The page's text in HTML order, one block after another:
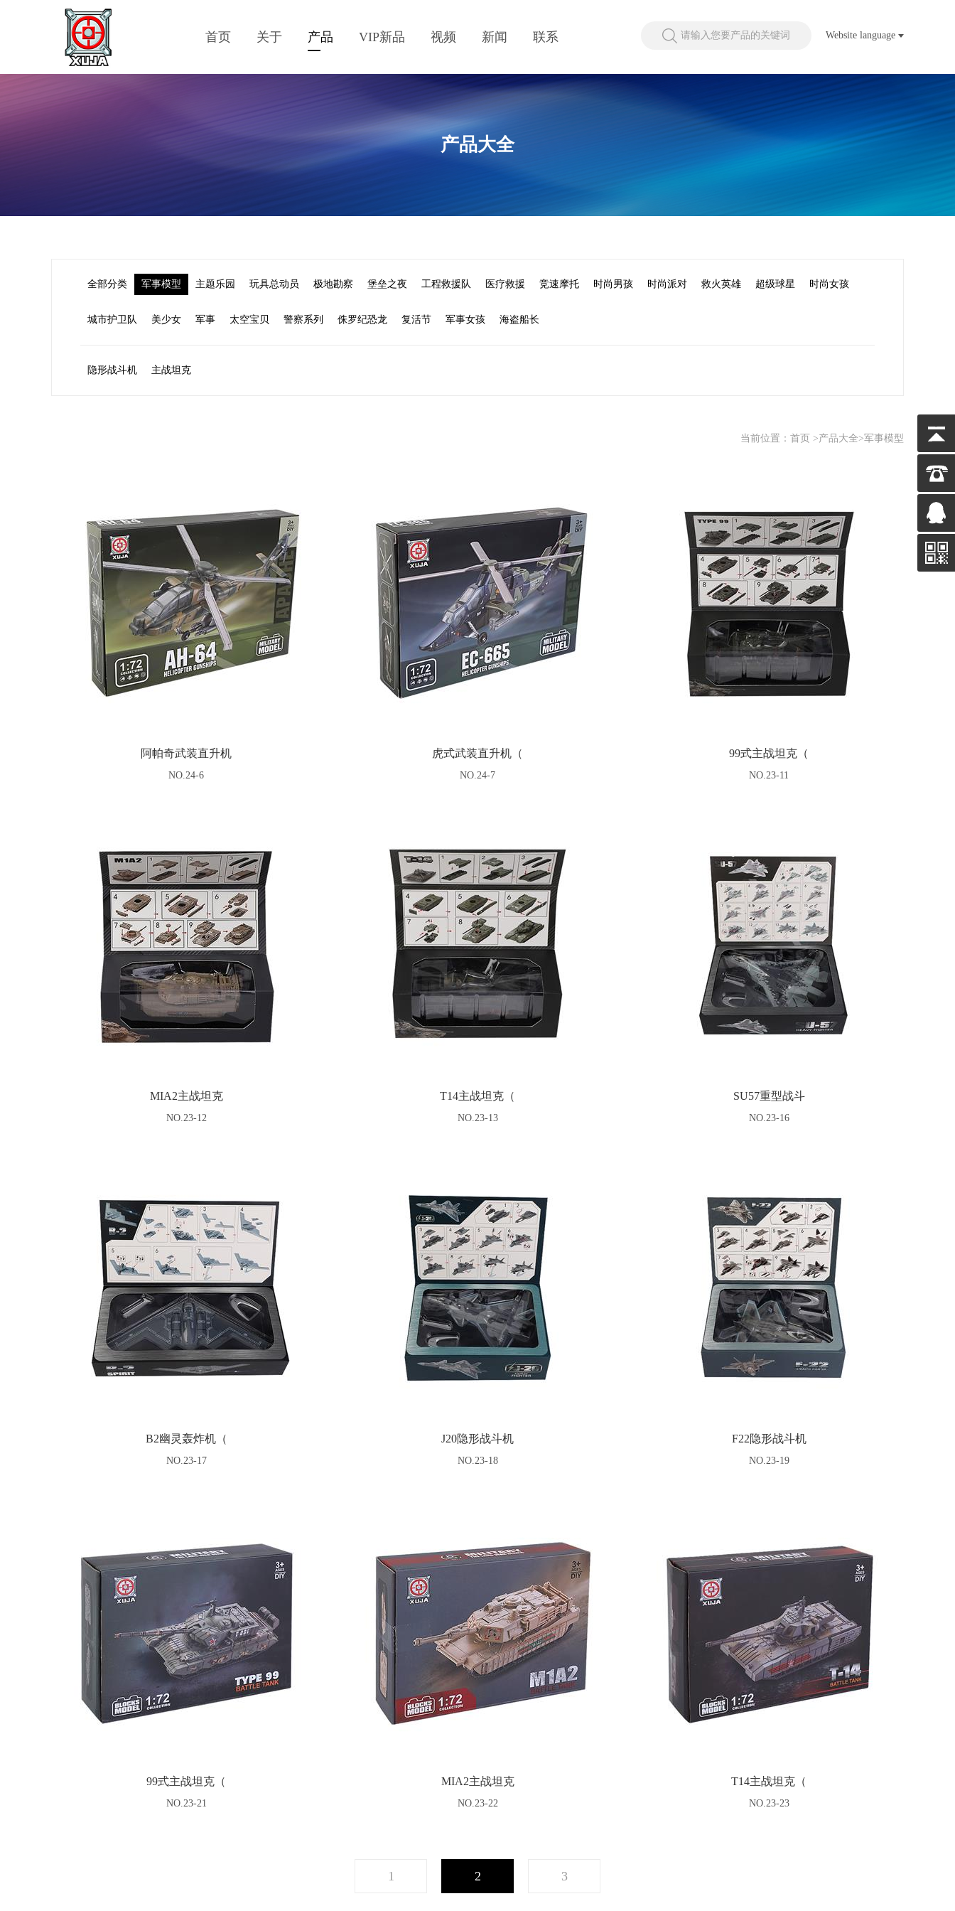
首页 关于 产品 VIP新品 视频 新闻 联系 请输入您要产品的关键词 Website language
产品大全
全部分类 军事模型 主题乐园 玩具总动员 极地勘察 堡垒之夜 工程救援队 医疗救援 竞速摩托 时尚男孩 时尚派对 救火英雄 超级球星 时尚女孩
城市护卫队 美少女 军事 太空宝贝 警察系列 侏罗纪恐龙 复活节 军事女孩 海盗船长
隐形战斗机 主战坦克
当前位置： 首页 >产品大全>军事模型
阿帕奇武装直升机
NO.24-6
虎式武装直升机（
NO.24-7
99式主战坦克（
NO.23-11
MIA2主战坦克
NO.23-12
T14主战坦克（
NO.23-13
SU57重型战斗
NO.23-16
B2幽灵轰炸机（
NO.23-17
J20隐形战斗机
NO.23-18
F22隐形战斗机
NO.23-19
99式主战坦克（
NO.23-21
MIA2主战坦克
NO.23-22
T14主战坦克（
NO.23-23
1 2 3